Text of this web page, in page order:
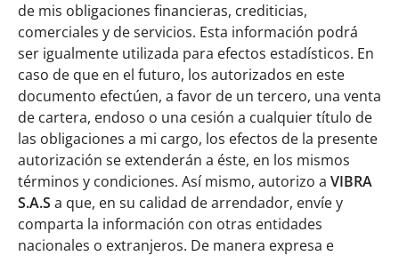
de mis obligaciones financieras, crediticias,
comerciales y de servicios. Esta información podrá
ser igualmente utilizada para efectos estadísticos. En
caso de que en el futuro, los autorizados en este
documento efectúen, a favor de un tercero, una venta
de cartera, endoso o una cesión a cualquier título de
las obligaciones a mi cargo, los efectos de la presente
autorización se extenderán a éste, en los mismos
términos y condiciones. Así mismo, autorizo a VIBRA
S.A.S a que, en su calidad de arrendador, envíe y
comparta la información con otras entidades
nacionales o extranjeros. De manera expresa e